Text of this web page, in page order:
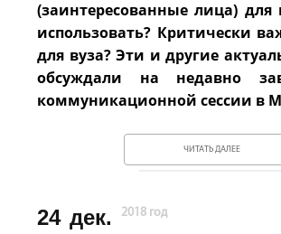
(заинтересованные лица) для
использовать? Критически
для вуза? Эти и другие
обсуждали на недавно
коммуникационной сессии в
ЧИТАТЬ ДАЛЕЕ
24 дек. 2018 год